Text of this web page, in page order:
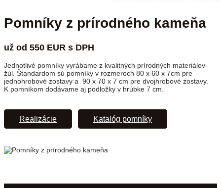
Pomníky z prírodného kameňa
už od 550 EUR s DPH
Jednotlivé pomníky vyrábame z kvalitných prírodných materiálov-
žúl. Štandardom sú pomníky v rozmeroch 80 x 60 x 7cm pre
jednohrobové zostavy a 90 x 70 x 7 cm pre dvojhrobové zostavy.
K pomníkom dodávame aj podložky v hrúbke 7 cm.
Realizácie Katalóg pomníky